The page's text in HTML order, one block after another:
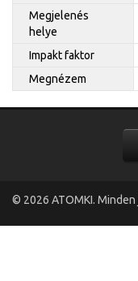
Megjelenés
helye
Impakt faktor
Megnézem
© 2026 ATOMKI.